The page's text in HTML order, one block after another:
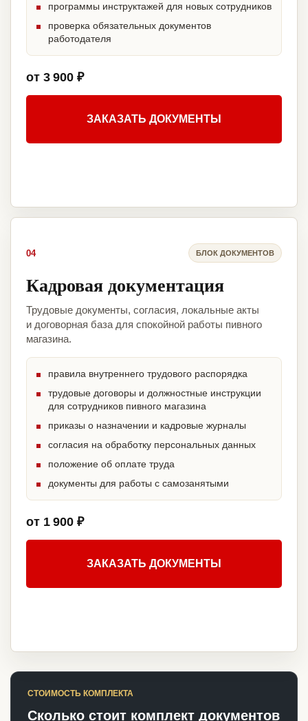
программы инструктажей для новых сотрудников
проверка обязательных документов
работодателя
от 3 900 ₽
ЗАКАЗАТЬ ДОКУМЕНТЫ
04 БЛОК ДОКУМЕНТОВ
Кадровая документация
Трудовые документы, согласия, локальные акты
и договорная база для спокойной работы пивного
магазина.
правила внутреннего трудового распорядка
трудовые договоры и должностные инструкции
для сотрудников пивного магазина
приказы о назначении и кадровые журналы
согласия на обработку персональных данных
положение об оплате труда
документы для работы с самозанятыми
от 1 900 ₽
ЗАКАЗАТЬ ДОКУМЕНТЫ
СТОИМОСТЬ КОМПЛЕКТА
Сколько стоит комплект документов